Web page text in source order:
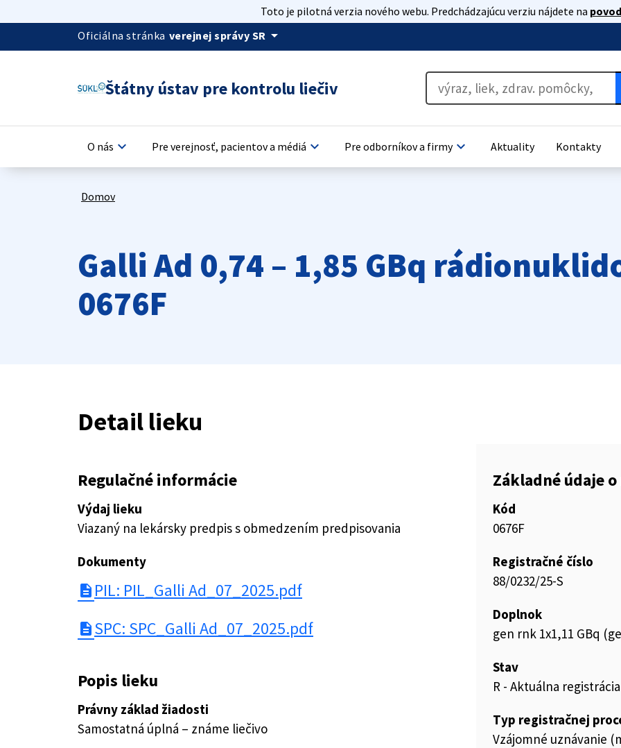
Toto je pilotná verzia nového webu. Predchádzajúcu verziu nájdete na
Oficiálna stránka verejnej správy SR arrow_drop_down
Štátny ústav pre kontrolu liečiv
O nás keyboard_arrow_down Pre verejnosť, pacientov a médiá keyboard_arrow_down Pre odborníkov a firmykeyboard_arrow_down Aktuality Kontakty
Domov
Galli Ad 0,74 – 1,85 GBq
0676F
Detail lieku
Regulačné informácie
Výdaj lieku
Viazaný na lekársky predpis s obmedzením predpisovania
Dokumenty
description PIL: PIL_Galli Ad_07_2025.pdf
description SPC: SPC_Galli Ad_07_2025.pdf
Popis lieku
Právny základ žiadosti
Samostatná úplná – známe liečivo
Základné údaje
Kód
0676F
Registračné číslo
88/0232/25-S
Doplnok
gen rnk 1x1,11 GBq
Stav
R - Aktuálna registrácia
Typ registračnej
Vzájomné uznávanie